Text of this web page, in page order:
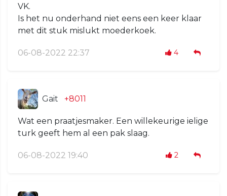
VK.
Is het nu onderhand niet eens een keer klaar
met dit stuk mislukt moederkoek.
06-08-2022 22:37 4
Gait +8011
Wat een praatjesmaker. Een willekeurige ielige
turk geeft hem al een pak slaag.
06-08-2022 19:40 2